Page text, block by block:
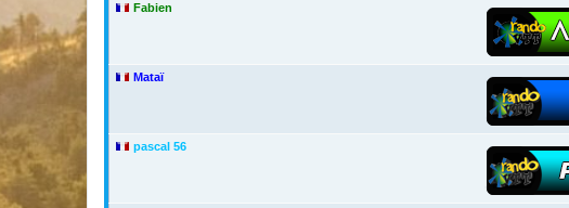
Fabien
Mataï
pascal 56